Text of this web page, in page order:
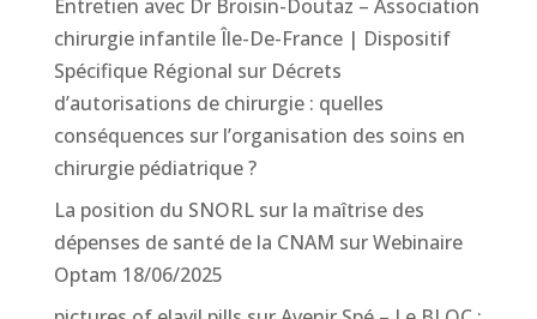
Entretien avec Dr Broisin-Doutaz – Association
chirurgie infantile Île-De-France | Dispositif
Spécifique Régional sur Décrets
d’autorisations de chirurgie : quelles
conséquences sur l’organisation des soins en
chirurgie pédiatrique ?
La position du SNORL sur la maîtrise des
dépenses de santé de la CNAM surWebinaire
Optam 18/06/2025